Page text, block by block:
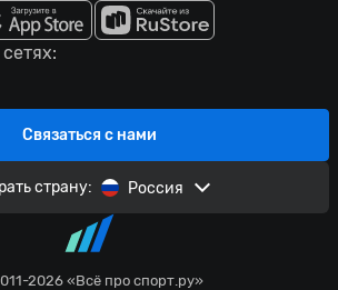
2026 «Всё про спорт.ру»
Связаться с нами
страну: Россия